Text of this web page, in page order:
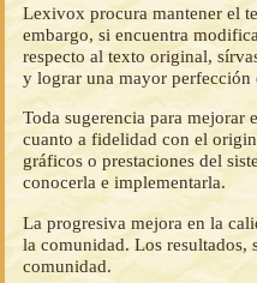
Lexivox procura mantener el
embargo, si encuentra
respecto al texto original,
y lograr una mayor perfección
Toda sugerencia para mejorar
cuanto a fidelidad con el
gráficos o prestaciones del
conocerla e implementarla.
La progresiva mejora en la
la comunidad. Los resultados,
comunidad.